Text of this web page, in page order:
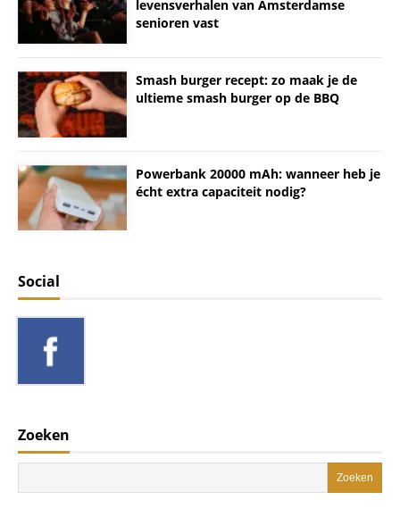
levensverhalen van Amsterdamse
senioren vast
Smash burger recept: zo maak je de
ultieme smash burger op de BBQ
Powerbank 20000 mAh: wanneer heb je
écht extra capaciteit nodig?
Social
Zoeken